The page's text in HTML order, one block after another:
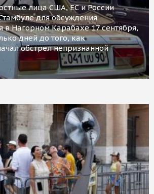
лица США, ЕС и России
для обсуждения
в Нагорном Карабахе 17 сентября,
дней до того, как
обстрел непризнанной